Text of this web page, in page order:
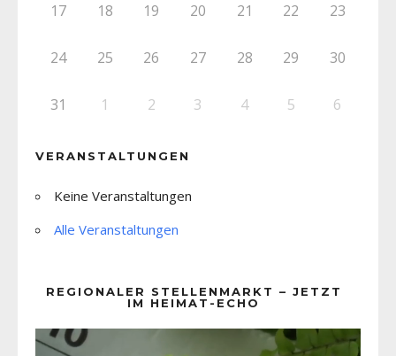
17 18 19 20 21 22 23
24 25 26 27 28 29 30
31 1 2 3 4 5 6
VERANSTALTUNGEN
Keine Veranstaltungen
Alle Veranstaltungen
REGIONALER STELLENMARKT – JETZT
IM HEIMAT-ECHO